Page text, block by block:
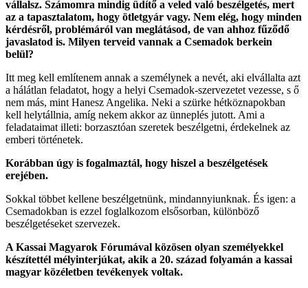
vállalsz. Számomra mindig üdítő a veled való beszélgetés, mert
az a tapasztalatom, hogy ötletgyár vagy. Nem elég, hogy minden
kérdésről, problémáról van meglátásod, de van ahhoz fűződő
javaslatod is. Milyen terveid vannak a Csemadok berkein
belül?
Itt meg kell említenem annak a személynek a nevét, aki elvállalta azt
a hálátlan feladatot, hogy a helyi Csemadok-szervezetet vezesse, s ő
nem más, mint Hanesz Angelika. Neki a szürke hétköznapokban
kell helytállnia, amíg nekem akkor az ünneplés jutott. Ami a
feladataimat illeti: borzasztóan szeretek beszélgetni, érdekelnek az
emberi történetek.
Korábban úgy is fogalmaztál, hogy hiszel a beszélgetések
erejében.
Sokkal többet kellene beszélgetnünk, mindannyiunknak. És igen: a
Csemadokban is ezzel foglalkozom elsősorban, különböző
beszélgetéseket szervezek.
A Kassai Magyarok Fórumával közösen olyan személyekkel
készítettél mélyinterjúkat, akik a 20. század folyamán a kassai
magyar közéletben tevékenyek voltak.